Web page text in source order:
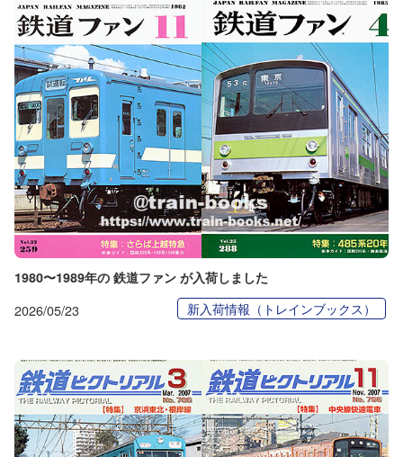
1980〜1989年の 鉄道ファン が入荷しました
2026/05/23 新入荷情報（トレインブックス）